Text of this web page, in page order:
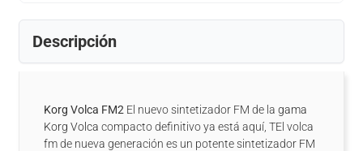
Descripción
Korg Volca FM2 El nuevo sintetizador FM de la gama
Korg Volca compacto definitivo ya está aquí, TEl volca
fm de nueva generación es un potente sintetizador FM